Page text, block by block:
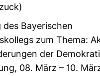
des Bayerischen
zum Thema:
der
08. März – 10.